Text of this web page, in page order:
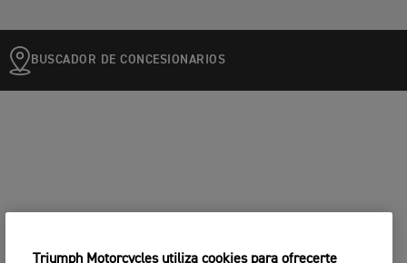
BUSCADOR DE CONCESIONARIOS
Triumph Motorcycles utiliza cookies para ofrecerte